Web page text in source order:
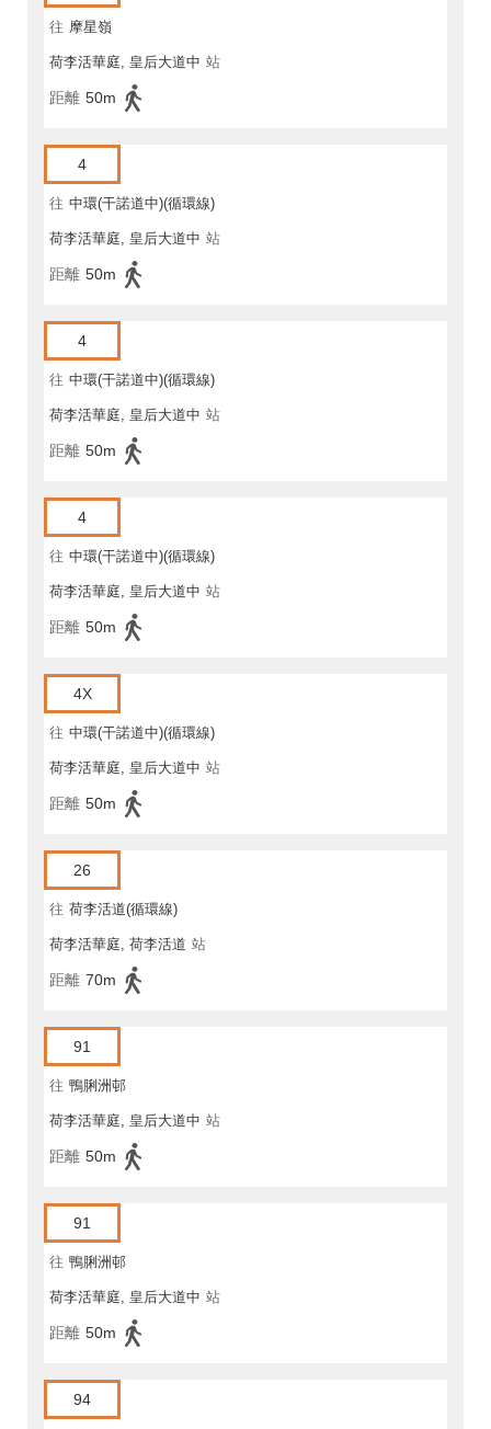
往 摩星嶺
荷李活華庭, 皇后大道中 站
距離 50m
4
往 中環(干諾道中)(循環線)
荷李活華庭, 皇后大道中 站
距離 50m
4
往 中環(干諾道中)(循環線)
荷李活華庭, 皇后大道中 站
距離 50m
4
往 中環(干諾道中)(循環線)
荷李活華庭, 皇后大道中 站
距離 50m
4X
往 中環(干諾道中)(循環線)
荷李活華庭, 皇后大道中 站
距離 50m
26
往 荷李活道(循環線)
荷李活華庭, 荷李活道 站
距離 70m
91
往 鴨脷洲邨
荷李活華庭, 皇后大道中 站
距離 50m
91
往 鴨脷洲邨
荷李活華庭, 皇后大道中 站
距離 50m
94